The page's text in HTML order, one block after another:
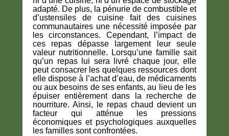
adapté. De plus, la pénurie de combustible et
d’ustensiles de cuisine fait des cuisines
communautaires une nécessité imposée par
les circonstances. Cependant, l’impact de
ces repas dépasse largement leur seule
valeur nutritionnelle. Lorsqu’une famille sait
qu’un repas lui sera livré chaque jour, elle
peut consacrer les quelques ressources dont
elle dispose à l’achat d’eau, de médicaments
ou aux besoins de ses enfants, au lieu de les
épuiser entièrement dans la recherche de
nourriture. Ainsi, le repas chaud devient un
facteur qui atténue les pressions
économiques et psychologiques auxquelles
les familles sont confrontées.